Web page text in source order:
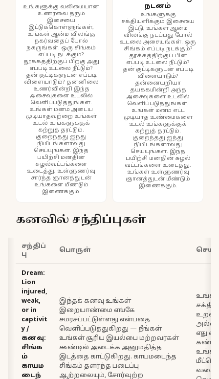
உங்களுக்கு வலிமையான
உணர்வை தரும்
இசையை
இட்டுக்கொள்ளுங்கள்,
உங்கள் ஆன்ம விலங்கு
நகர்வதைப் போல்
நகருங்கள். ஒரு சிங்கம்
எப்படி நடக்கும்?
தூக்கத்திற்குப் பிறகு அது
எப்படி உடலை நீட்டும்?
தன் குட்டிகளுடன் எப்படி
விளையாடும்? தன்னிலை
உணர்வின்றி இந்த
அசைவுகளை உடலில்
வெளிப்படுத்துங்கள்.
உங்கள் மனம் அடைய
முடியாதவற்றை உங்கள்
உடல் உங்களுக்குக்
கற்றுத் தரட்டும்.
குறைந்தது ஐந்து
நிமிடங்களாவது
செய்யுங்கள். இந்த
பயிற்சி மனதின்
சுழல்வட்டங்களை
உடைத்து, உள்ளுணர்வு
சார்ந்த ஞானத்துடன்
உங்களை மீண்டும்
இணைக்கும்.
நடனம்
உங்களுக்கு
சக்தியளிக்கும் இசையை
இட்டு, உங்கள் ஆன்ம
விலங்கு நடப்பது போல்
உடலை அசையுங்கள். ஒரு
சிங்கம் எப்படி நடக்கும்?
தூக்கத்திற்குப் பின்
எப்படி உடலை நீட்டும்?
தன் குட்டிகளுடன் எப்படி
விளையாடும்?
தன்னையறியா
தயக்கமின்றி அந்த
அசைவுகளை உடலில்
வெளிப்படுத்துங்கள்.
உங்கள் மனம் எட்ட
முடியாத உண்மைகளை
உடல் உங்களுக்குக்
கற்றுத் தரட்டும்.
குறைந்தது ஐந்து
நிமிடங்களாவது
செய்யுங்கள். இந்த
பயிற்சி மனதின் சுழல்
வட்டங்களை உடைத்து,
உங்கள் உள்ளுணர்வு
ஞானத்துடன் மீண்டும்
இணைக்கும்.
கனவில் சந்திப்புகள்
சந்திப்
பு
பொருள்
Dream:
Lion
injured,
weak,
or in
captivit
y /
கனவு:
சிங்க
ம்
காயம
டைந்
இந்தக் கனவு உங்கள்
இறையாண்மை எங்கே
சமரசப்பட்டுள்ளது என்பதை
வெளிப்படுத்துகிறது — நீங்கள்
உங்கள் சூரிய இயல்பை மற்றவர்கள்
கூண்டில் அடைக்க அனுமதித்த
இடத்தை காட்டுகிறது. காயமடைந்த
சிங்கம் தளர்ந்த படைப்பு
ஆற்றலையும், சோர்வுற்ற
எது